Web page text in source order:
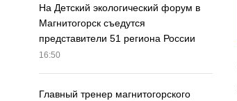
На Детский экологический форум в
Магнитогорск съедутся
представители 51 региона России
16:50
Главный тренер магнитогорского